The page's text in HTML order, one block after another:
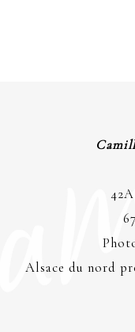
Alsace du nord